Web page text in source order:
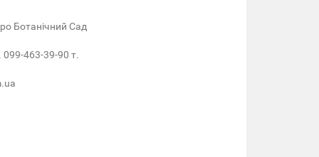
Ботанічний Сад
463-39-90 т.